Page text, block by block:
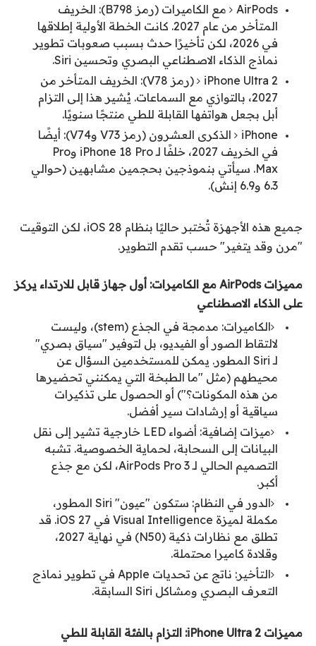
AirPods مع الكاميرات (رمز B798): الخريف
المتأخر من عام 2027. كانت الخطة الأولية إطلاقها
في 2026، لكن تأخيرًا حدث بسبب صعوبات تطوير
نماذج الذكاء الاصطناعي البصري وتحسين Siri.
iPhone Ultra 2 (رمز V78): الخريف المتأخر من
2027، بالتوازي مع السماعات. يُشير هذا إلى التزام
أبل بجعل هواتفها القابلة للطي منتجًا سنويًا.
iPhone الذكرى العشرون (رمز V73 وV74): أيضًا
في الخريف 2027، خلفًا لـ iPhone 18 Pro وPro
Max. سيأتي بنموذجين بحجمين مشابهين (حوالي
6.3 و6.9 إنش).
جميع هذه الأجهزة تُختبر حاليًا بنظام iOS 28، لكن التوقيت
"مرن وقد يتغير" حسب تقدم التطوير.
مميزات AirPods مع الكاميرات: أول جهاز قابل للارتداء يركز
على الذكاء الاصطناعي
الكاميرات: مدمجة في الجذع (stem)، وليست
لالتقاط الصور أو الفيديو، بل لتوفير "سياق بصري"
لـ Siri المطور. يمكن للمستخدمين السؤال عن
محيطهم (مثل "ما الطبخة التي يمكنني تحضيرها
من هذه المكونات؟") أو الحصول على تذكيرات
سياقية أو إرشادات سير أفضل.
ميزات إضافية: أضواء LED خارجية تشير إلى نقل
البيانات إلى السحابة، لحماية الخصوصية. تشبه
التصميم الحالي لـ AirPods Pro 3، لكن مع جذع
أكبر.
الدور في النظام: ستكون "عيون" Siri المطور،
مكملة لميزة Visual Intelligence في iOS 27. قد
تطلق مع نظارات ذكية (N50) في نهاية 2027،
وقلادة كاميرا محتملة.
التأخير: ناتج عن تحديات Apple في تطوير نماذج
التعرف البصري ومشاكل Siri السابقة.
مميزات iPhone Ultra 2: التزام بالفئة القابلة للطي